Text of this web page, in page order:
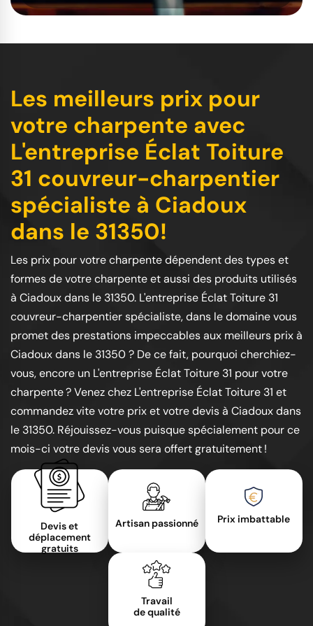
Les meilleurs prix pour
votre charpente avec
L'entreprise Éclat Toiture
31 couvreur-charpentier
spécialiste à Ciadoux
dans le 31350!
Les prix pour votre charpente dépendent des types et
formes de votre charpente et aussi des produits utilisés
à Ciadoux dans le 31350. L'entreprise Éclat Toiture 31
couvreur-charpentier spécialiste, dans le domaine vous
promet des prestations impeccables aux meilleurs prix à
Ciadoux dans le 31350 ? De ce fait, pourquoi cherchiez-
vous, encore un L'entreprise Éclat Toiture 31 pour votre
charpente ? Venez chez L'entreprise Éclat Toiture 31 et
commandez vite votre prix et votre devis à Ciadoux dans
le 31350. Réjouissez-vous puisque spécialement pour ce
mois-ci votre devis vous sera offert gratuitement !
Devis et
déplacement
gratuits
Artisan passionné Prix imbattable
Travail
de qualité